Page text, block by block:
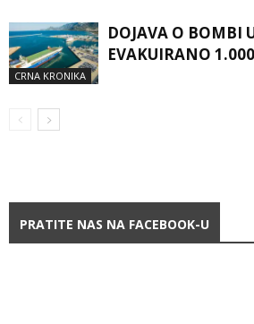
CRNA KRONIKA
DOJAVA O BOMBI
EVAKUIRANO
PRATITE NAS NA FACEBOOK-U